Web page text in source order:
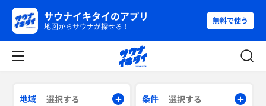
サウナイキタイのアプリ
地図からサウナが探せる！
無料で使う
地域 選択する 条件 選択する